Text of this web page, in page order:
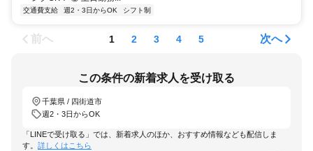
交通費支給 週2・3日からOK シフト制
前へ 1 2 3 4 5 次へ
この条件の新着求人を受け取る
千葉県 / 四街道市
週2・3日からOK
「LINEで受け取る」では、新着求人のほか、おすすめ情報なども配信しま
す。 詳しくはこちら